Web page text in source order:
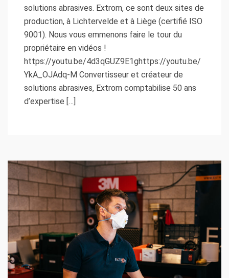
solutions abrasives. Extrom, ce sont deux sites de
production, à Lichtervelde et à Liège (certifié ISO
9001). Nous vous emmenons faire le tour du
propriétaire en vidéos !
https://youtu.be/4d3qGUZ9E1ghttps://youtu.be/
YkA_OJAdq-M Convertisseur et créateur de
solutions abrasives, Extrom comptabilise 50 ans
d’expertise […]